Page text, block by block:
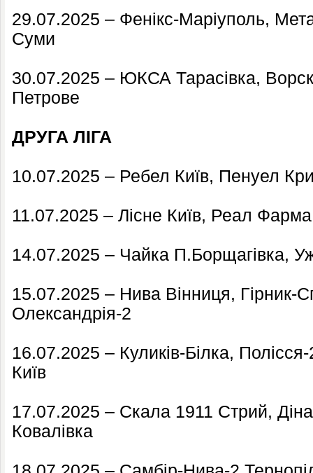
29.07.2025 – Фенікс-Маріуполь,
Суми
30.07.2025 – ЮКСА Тарасівка,
Петрове
ДРУГА ЛІГА
10.07.2025 – Ребел Київ, Пенуел
11.07.2025 – Лісне Київ, Реал
14.07.2025 – Чайка П.Борщагівка,
15.07.2025 – Нива Вінниця, Гірник-
Олександрія-2
16.07.2025 – Куликів-Білка,
Київ
17.07.2025 – Скала 1911 Стрий,
Ковалівка